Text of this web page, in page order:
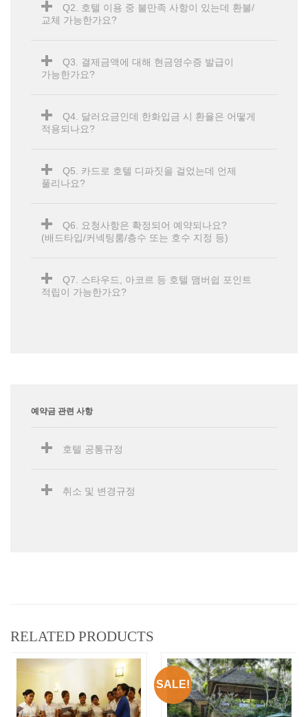
Q2. 호텔 이용 중 불만족 사항이 있는데 환불/
교체 가능한가요?
Q3. 결제금액에 대해 현금영수증 발급이
가능한가요?
Q4. 달러요금인데 한화입금 시 환율은 어떻게
적용되나요?
Q5. 카드로 호텔 디파짓을 걸었는데 언제
풀리나요?
Q6. 요청사항은 확정되어 예약되나요?
(배드타입/커넥팅룸/층수 또는 호수 지정 등)
Q7. 스타우드, 아코르 등 호텔 맴버쉽 포인트
적립이 가능한가요?
예약금 관련 사항
호텔 공통규정
취소 및 변경규정
RELATED PRODUCTS
SALE!